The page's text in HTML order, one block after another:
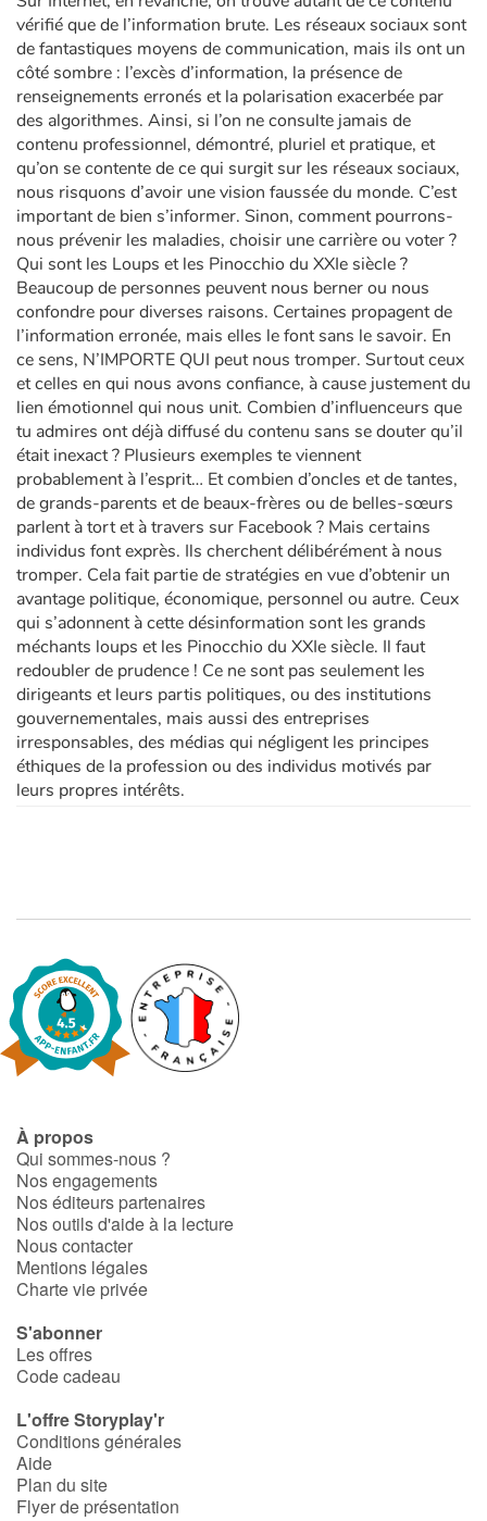
vérifié que de l’information brute. Les réseaux sociaux sont
de fantastiques moyens de communication, mais ils ont un
côté sombre : l’excès d’information, la présence de
renseignements erronés et la polarisation exacerbée par
des algorithmes. Ainsi, si l’on ne consulte jamais de
contenu professionnel, démontré, pluriel et pratique, et
qu’on se contente de ce qui surgit sur les réseaux sociaux,
nous risquons d’avoir une vision faussée du monde. C’est
important de bien s’informer. Sinon, comment pourrons-
nous prévenir les maladies, choisir une carrière ou voter ?
Qui sont les Loups et les Pinocchio du XXIe siècle ?
Beaucoup de personnes peuvent nous berner ou nous
confondre pour diverses raisons. Certaines propagent de
l’information erronée, mais elles le font sans le savoir. En
ce sens, N’IMPORTE QUI peut nous tromper. Surtout ceux
et celles en qui nous avons confiance, à cause justement du
lien émotionnel qui nous unit. Combien d’influenceurs que
tu admires ont déjà diffusé du contenu sans se douter qu’il
était inexact ? Plusieurs exemples te viennent
probablement à l’esprit… Et combien d’oncles et de tantes,
de grands-parents et de beaux-frères ou de belles-sœurs
parlent à tort et à travers sur Facebook ? Mais certains
individus font exprès. Ils cherchent délibérément à nous
tromper. Cela fait partie de stratégies en vue d’obtenir un
avantage politique, économique, personnel ou autre. Ceux
qui s’adonnent à cette désinformation sont les grands
méchants loups et les Pinocchio du XXIe siècle. Il faut
redoubler de prudence ! Ce ne sont pas seulement les
dirigeants et leurs partis politiques, ou des institutions
gouvernementales, mais aussi des entreprises
irresponsables, des médias qui négligent les principes
éthiques de la profession ou des individus motivés par
leurs propres intérêts.
À propos
Qui sommes-nous ?
Nos engagements
Nos éditeurs partenaires
Nos outils d'aide à la lecture
Nous contacter
Mentions légales
Charte vie privée
S'abonner
Les offres
Code cadeau
L'offre Storyplay'r
Conditions générales
Aide
Plan du site
Flyer de présentation